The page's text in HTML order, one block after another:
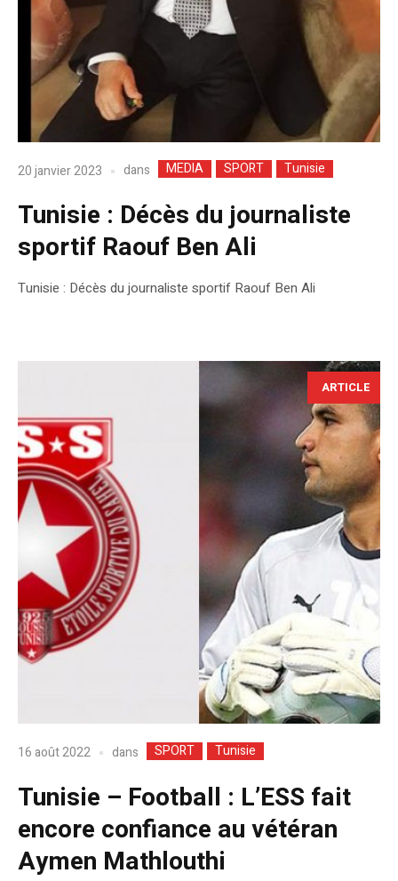
20 janvier 2023 dans MEDIA SPORT Tunisie
Tunisie : Décès du journaliste
sportif Raouf Ben Ali
Tunisie : Décès du journaliste sportif Raouf Ben Ali
ARTICLE
16 août 2022 dans SPORT Tunisie
Tunisie – Football : L’ESS fait
encore confiance au vétéran
Aymen Mathlouthi